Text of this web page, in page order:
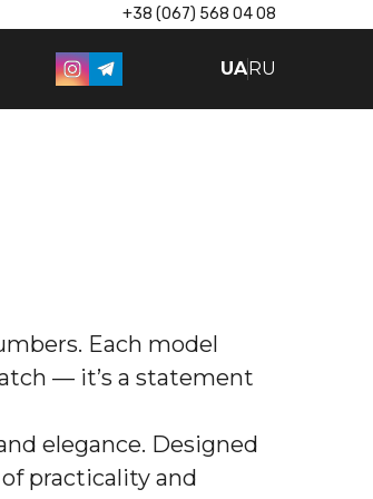
+38 (067) 568 04 08
UA RU
Each model
— it’s a statement
elegance. Designed
practicality and